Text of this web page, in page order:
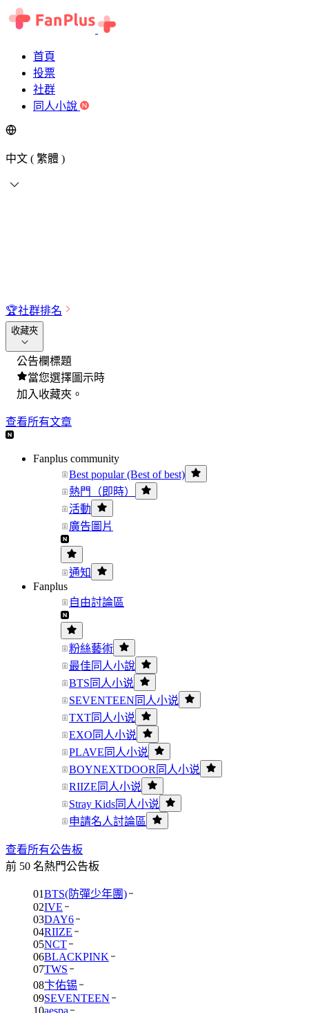
首頁
投票
社群
同人小說
中文 ( 繁體 )
🏆社群排名
收藏夾
公告欄標題
當您選擇圖示時
加入收藏夾。
查看所有文章
Fanplus community
Best popular (Best of best)
熱門（即時）
活動
廣告圖片
通知
Fanplus
自由討論區
粉絲藝術
最佳同人小說
BTS同人小说
SEVENTEEN同人小说
TXT同人小说
EXO同人小说
PLAVE同人小说
BOYNEXTDOOR同人小说
RIIZE同人小说
Stray Kids同人小说
申請名人討論區
查看所有公告板
前 50 名熱門公告板
01BTS(防彈少年團)
02IVE
03DAY6
04RIIZE
05NCT
06BLACKPINK
07TWS
08卞佑锡
09SEVENTEEN
10aespa